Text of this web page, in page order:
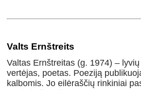
Valts Ernštreits
Valtas Ernštreitas (g. 1974) –
vertėjas, poetas. Poeziją
kalbomis. Jo eilėraščių rinkiniai